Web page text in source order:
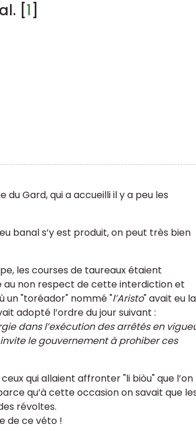
1
Gard, qui a accueilli il y a peu les
banal s’y est produit, on peut très bien
les courses de taureaux étaient
au non respect de cette interdiction et
un "toréador" nommé "l’Aristo" avait eu la
adopté l’ordre du jour suivant :
dans l’exécution des arrêtés en
le gouvernement à prohiber ces
qui allaient affronter "li biòu" que l’on
qu’à cette occasion on savait que
révoltes.
de ce véto !